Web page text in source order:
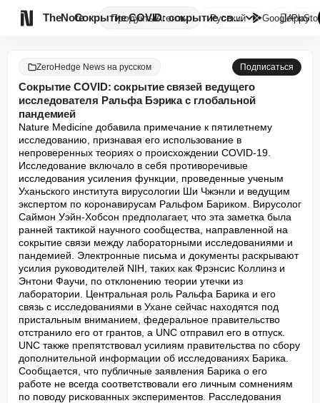
TheNote ПродуктыАгенты Сокрытие COVID: сокрытие связе...
Русский GooglePlay

ZeroHedge News на русском Подписаться
Сокрытие COVID: сокрытие связей ведущего
исследователя Ральфа Бэрика с глобальной
пандемией
Nature Medicine добавила примечание к пятилетнему
исследованию, признавая его использование в
непроверенных теориях о происхождении COVID-19.
Исследование включало в себя противоречивые
исследования усиления функции, проведенные ученым
Уханьского института вирусологии Ши Чжэнли и ведущим
экспертом по коронавирусам Ральфом Бариком. Вирусолог
Саймон Уэйн-Хобсон предполагает, что эта заметка была
ранней тактикой научного сообщества, направленной на
сокрытие связи между лабораторными исследованиями и
пандемией. Электронные письма и документы раскрывают
усилия руководителей NIH, таких как Фрэнсис Коллинз и
Энтони Фаучи, по отклонению теории утечки из
лаборатории. Центральная роль Ральфа Барика и его
связь с исследованиями в Ухане сейчас находятся под
пристальным вниманием, федеральное правительство
отстранило его от грантов, а UNC отправил его в отпуск.
UNC также препятствовал усилиям правительства по сбору
дополнительной информации об исследованиях Барика.
Сообщается, что публичные заявления Барика о его
работе не всегда соответствовали его личным сомнениям
по поводу рискованных экспериментов. Расследования